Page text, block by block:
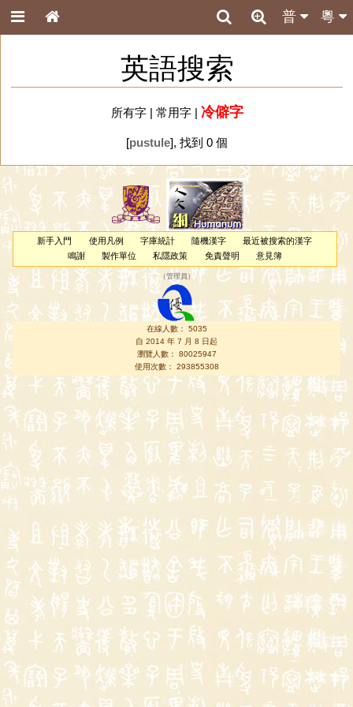
粵
普
英語搜索
所有字| 常用字| 冷僻字
[pustule], 找到 0 個
新手入門 使用凡例 字庫統計 隨機漢字
最近被搜索的漢字
鳴謝
製作單位 私隱政策 免責聲明 意見簿
（管理員 ）
在線人數： 5035
自 2014 年 7 月 8 日起
瀏覽人數： 80025947
使用次數： 293855308